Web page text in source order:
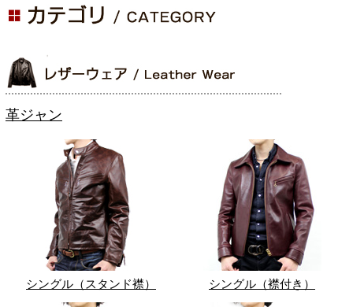
革ジャン
シングル（スタンド襟） シングル（襟付き）